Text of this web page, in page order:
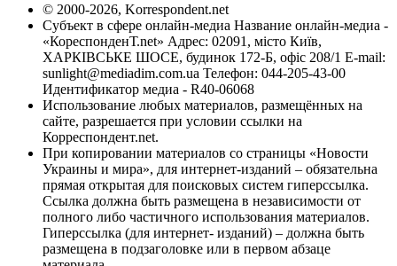
© 2000-2026, Korrespondent.net
Субъект в сфере онлайн-медиа Название онлайн-медиа -
«КореспонденТ.net» Адрес: 02091, місто Київ,
ХАРКІВСЬКЕ ШОСЕ, будинок 172-Б, офіс 208/1 E-mail:
sunlight@mediadim.com.ua Телефон: 044-205-43-00
Идентификатор медиа - R40-06068
Использование любых материалов, размещённых на
сайте, разрешается при условии ссылки на
Корреспондент.net.
При копировании материалов со страницы «Новости
Украины и мира», для интернет-изданий – обязательна
прямая открытая для поисковых систем гиперссылка.
Ссылка должна быть размещена в независимости от
полного либо частичного использования материалов.
Гиперссылка (для интернет- изданий) – должна быть
размещена в подзаголовке или в первом абзаце